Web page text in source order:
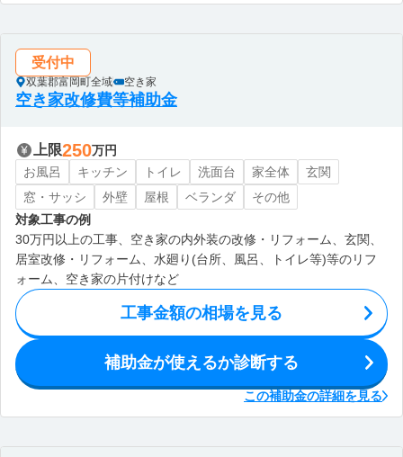
受付中
双葉郡富岡町全域 空き家
空き家改修費等補助金
上限250万円
お風呂
キッチン トイレ 洗面台 家全体
玄関
窓・サッシ
外壁 屋根 ベランダ
その他
対象工事の例
30万円以上の工事、空き家の内外装の改修・リフォーム、玄関、
居室改修・リフォーム、水廻り(台所、風呂、トイレ等)等のリフ
ォーム、空き家の片付けなど
工事金額の相場を見る
補助金が使えるか診断する
この補助金の詳細を見る